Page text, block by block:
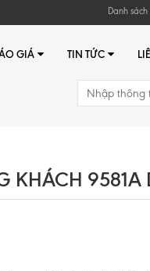
Danh
GIÁ TIN TỨC
KHÁCH 9581A